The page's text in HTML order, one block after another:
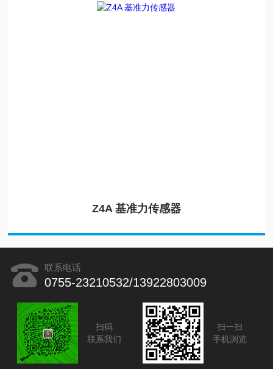
Z4A 基准力传感器
联系电话
0755-23210532/13922803009
扫码
联系我们
扫一扫
手机浏览